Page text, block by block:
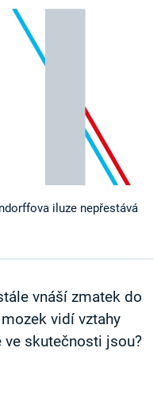
iluze nepřestává
vnáší zmatek do
vidí vztahy
ve skutečnosti jsou?